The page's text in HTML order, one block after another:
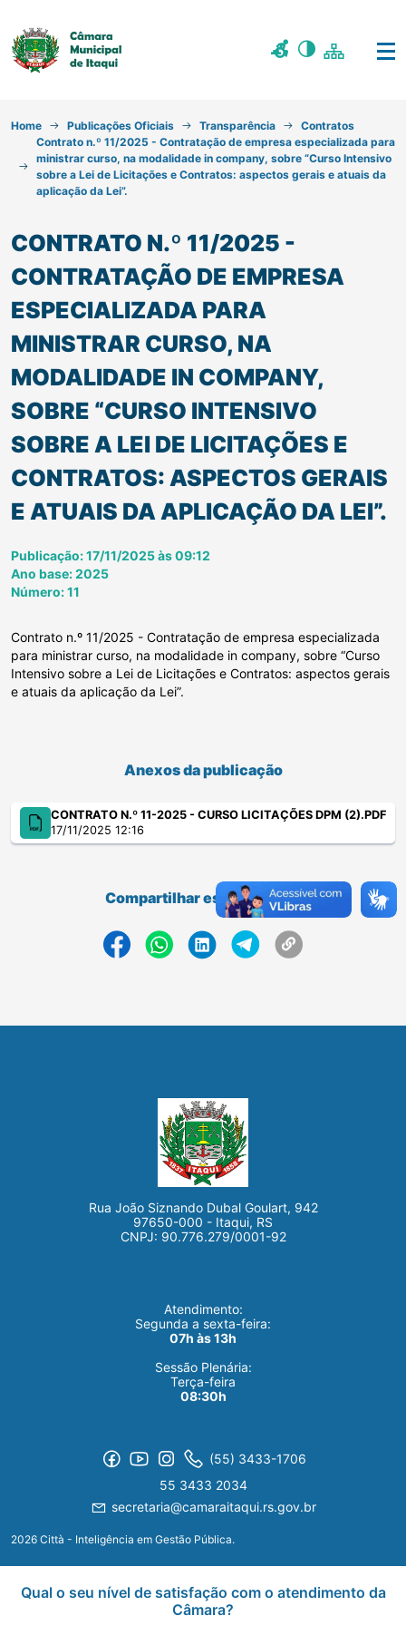
Home Publicações Oficiais Transparência
Contratos
Contrato n.º 11/2025 - Contratação de empresa especializada para
ministrar curso, na modalidade in company, sobre “Curso Intensivo
sobre a Lei de Licitações e Contratos: aspectos gerais e atuais da
aplicação da Lei”.
CONTRATO N.º 11/2025 -
CONTRATAÇÃO DE EMPRESA
ESPECIALIZADA PARA
MINISTRAR CURSO, NA
MODALIDADE IN COMPANY,
SOBRE “CURSO INTENSIVO
SOBRE A LEI DE LICITAÇÕES E
CONTRATOS: ASPECTOS GERAIS
E ATUAIS DA APLICAÇÃO DA LEI”.
Publicação: 17/11/2025 às 09:12
Ano base: 2025
Número: 11
Contrato n.º 11/2025 - Contratação de empresa especializada
para ministrar curso, na modalidade in company, sobre “Curso
Intensivo sobre a Lei de Licitações e Contratos: aspectos gerais
e atuais da aplicação da Lei”.
Anexos da publicação
CONTRATO N.º 11-2025 - CURSO LICITAÇÕES DPM (2).PDF
17/11/2025 12:16
Compartilhar essa página...
Rua João Siznando Dubal Goulart, 942
97650-000 - Itaqui, RS
CNPJ: 90.776.279/0001-92
Atendimento:
Segunda a sexta-feira:
07h às 13h
Sessão Plenária:
Terça-feira
08:30h
(55) 3433-1706
55 3433 2034
secretaria@camaraitaqui.rs.gov.br
2026 Città - Inteligência em Gestão Pública.
Qual o seu nível de satisfação com o atendimento da
Câmara?